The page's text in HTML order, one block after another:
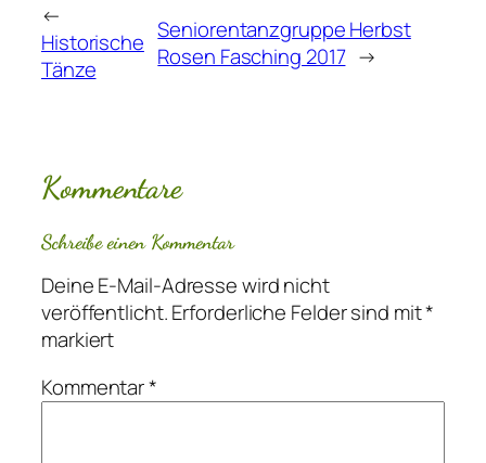
←
Historische
Tänze
Seniorentanzgruppe Herbst
Rosen Fasching 2017 →
Kommentare
Schreibe einen Kommentar
Deine E-Mail-Adresse wird nicht
veröffentlicht.Erforderliche Felder sind mit*
markiert
Kommentar*